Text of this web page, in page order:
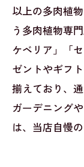
以上の多肉植
う多肉植物専
ケベリア」「
ゼントやギフ
揃えており、
ガーデニング
は、当店自慢